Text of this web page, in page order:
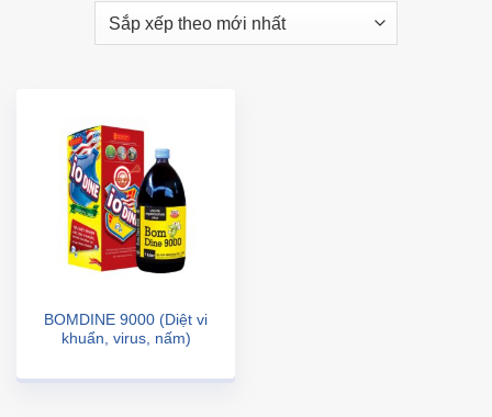
BOMDINE 9000 (Diệt vi
khuẩn, virus, nấm)